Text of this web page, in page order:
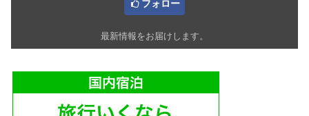
フォロー
最新情報をお届けします。